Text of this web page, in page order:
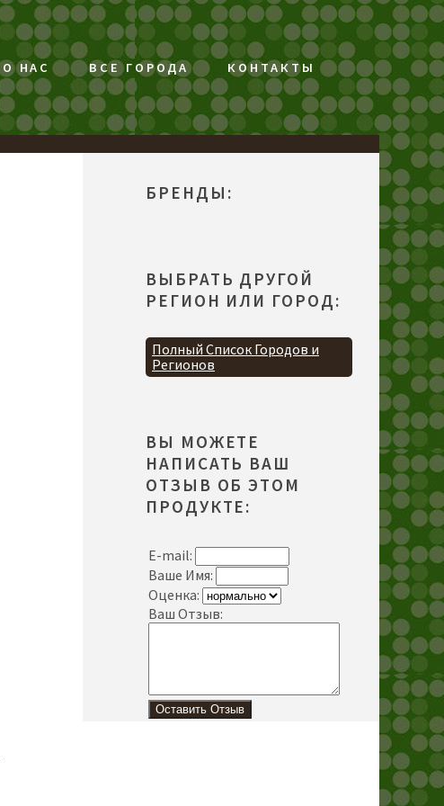
О НАС ВСЕ ГОРОДА КОНТАКТЫ
БРЕНДЫ:
ВЫБРАТЬ ДРУГОЙ
РЕГИОН ИЛИ ГОРОД:
Полный Список Городов и
Регионов
ВЫ МОЖЕТЕ
НАПИСАТЬ ВАШ
ОТЗЫВ ОБ ЭТОМ
ПРОДУКТЕ:
E-mail:
Ваше Имя:
Оценка:
Ваш Отзыв: